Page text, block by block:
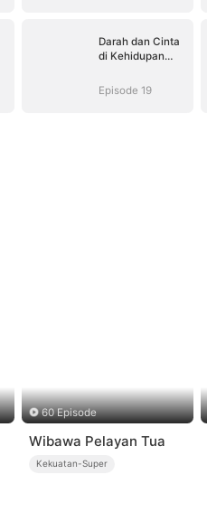
Darah dan Cinta
di Kehidupan
Episode 19
60 Episode
Wibawa Pelayan Tua
Kekuatan-Super